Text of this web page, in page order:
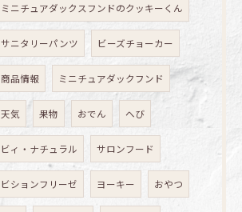
ミニチュアダックスフンドのクッキーくん
サニタリーパンツ ビーズチョーカー
商品情報 ミニチュアダックフンド
天気 果物 おでん へび
ビィ・ナチュラル サロンフード
ビションフリーゼ ヨーキー おやつ